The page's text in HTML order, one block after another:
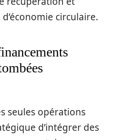
circulaire.
seules opérations
d’intégrer des